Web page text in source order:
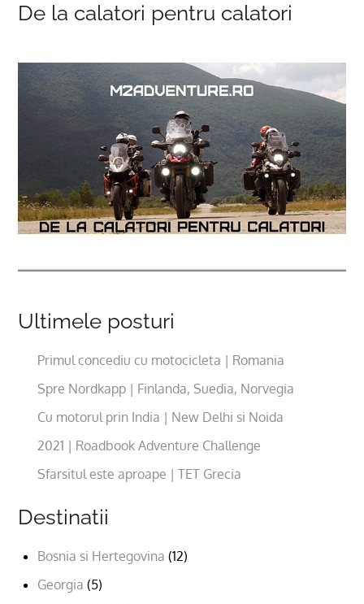
De la calatori pentru calatori
Ultimele posturi
Primul concediu cu motocicleta | Romania
Spre Nordkapp | Finlanda, Suedia, Norvegia
Cu motorul prin India | New Delhi si Noida
2021 | Roadbook Adventure Challenge
Sfarsitul este aproape | TET Grecia
Destinatii
Bosnia si Hertegovina (12)
Georgia (5)